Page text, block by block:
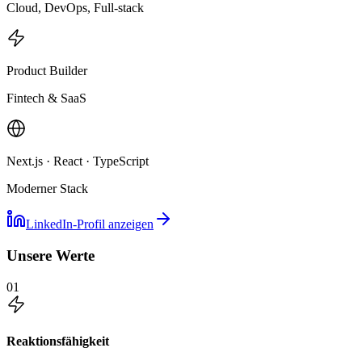
Cloud, DevOps, Full-stack
Product Builder
Fintech & SaaS
Next.js · React · TypeScript
Moderner Stack
LinkedIn-Profil anzeigen
Unsere Werte
01
Reaktionsfähigkeit